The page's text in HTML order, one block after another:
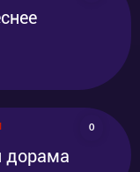
0
дорама